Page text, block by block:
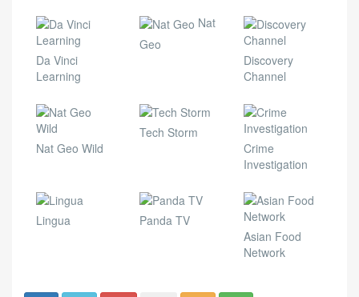
Da Vinci
Learning
Nat
Geo
Discovery
Channel
Nat Geo Wild
Tech Storm
Crime
Investigation
Lingua
Panda TV
Asian Food
Network